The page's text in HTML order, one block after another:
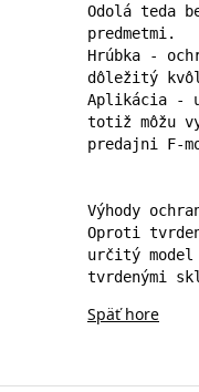
Odolá teda
predmetmi.
Hrúbka -
dôležitý
Aplikácia -
totiž môžu
predajni F-
Výhody
Oproti
určitý
tvrdenými
Späť hore